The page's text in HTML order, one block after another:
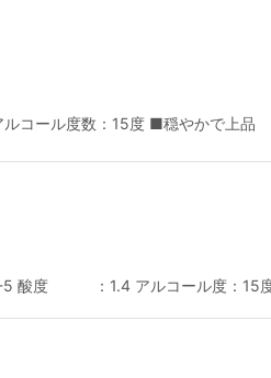
ール度数：15度 ■穏やかで上
5 酸度 ：1.4 アルコール度：15